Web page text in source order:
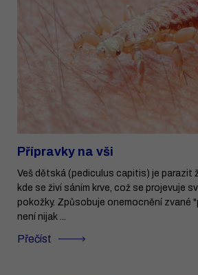
Přípravky na vši
Veš dětská (pediculus capitis) je parazit
kde se živí sáním krve, což se projevuje
pokožky. Způsobuje onemocnění zvané
není nijak ...
Přečíst